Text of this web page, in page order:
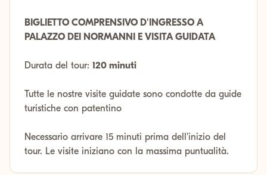
BIGLIETTO COMPRENSIVO D'INGRESSO A
PALAZZO DEI NORMANNI E VISITA GUIDATA
Durata del tour: 120 minuti
Tutte le nostre visite guidate sono condotte da guide
turistiche con patentino
Necessario arrivare 15 minuti prima dell'inizio del
tour. Le visite iniziano con la massima puntualità.